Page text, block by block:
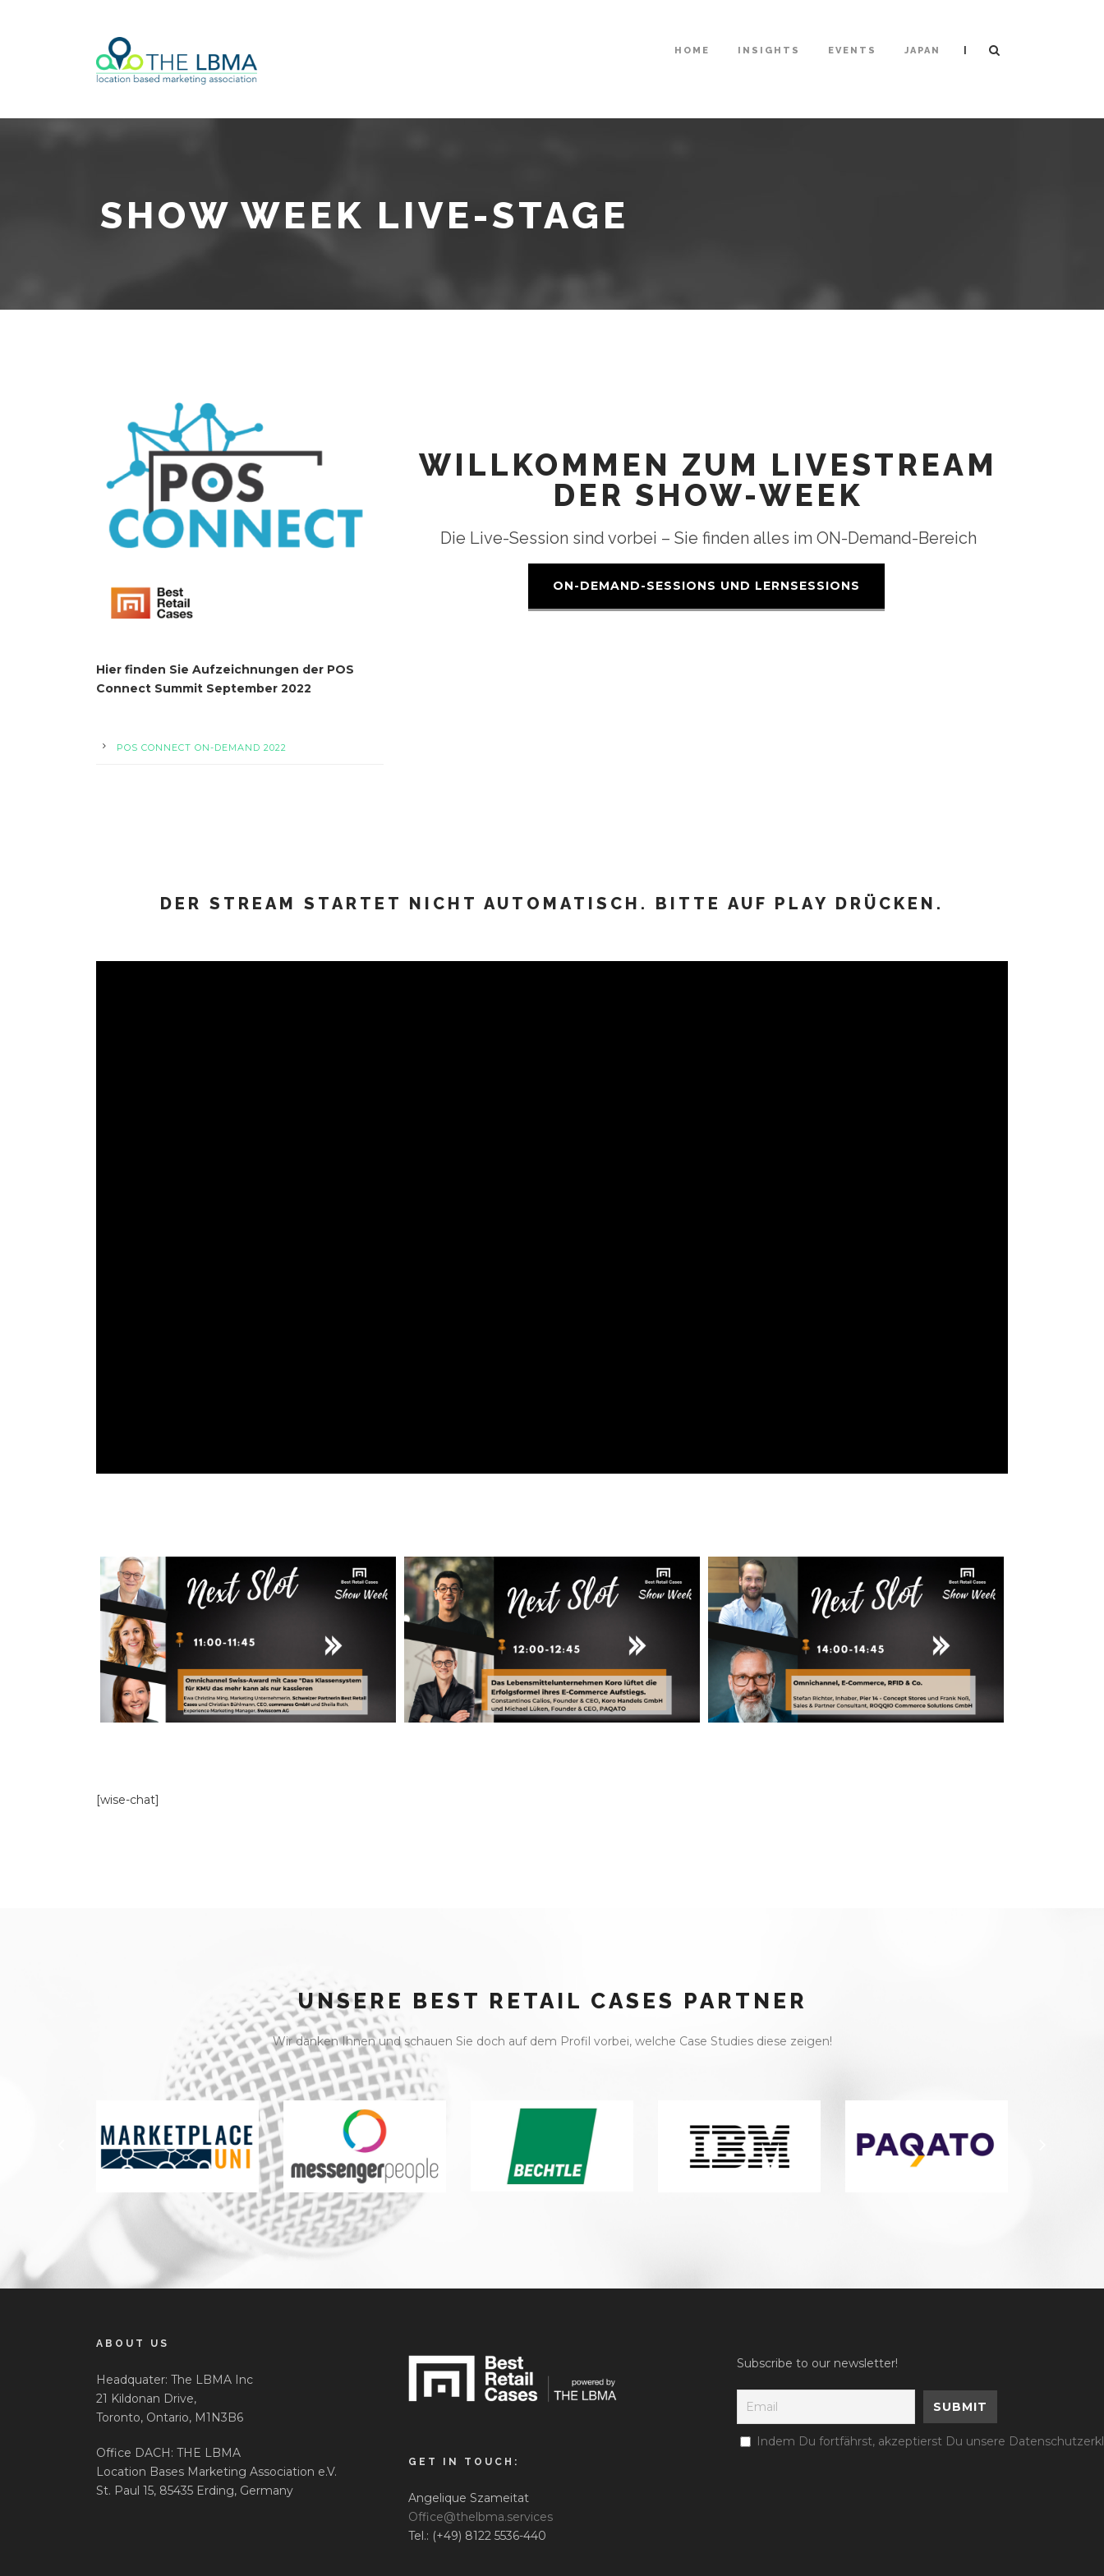
HOME INSIGHTS EVENTS JAPAN |
SHOW WEEK LIVE-STAGE
WILLKOMMEN ZUM LIVESTREAM
DER SHOW-WEEK
Die Live-Session sind vorbei – Sie finden alles im ON-Demand-Bereich
ON-DEMAND-SESSIONS UND LERNSESSIONS
Hier finden Sie Aufzeichnungen der POS
Connect Summit September 2022
POS CONNECT ON-DEMAND 2022
DER STREAM STARTET NICHT AUTOMATISCH. BITTE AUF PLAY DRÜCKEN.
[wise-chat]
UNSERE BEST RETAIL CASES PARTNER
Wir danken Ihnen und schauen Sie doch auf dem Profil vorbei, welche Case Studies diese zeigen!
ABOUT US
Headquater: The LBMA Inc
21 Kildonan Drive,
Toronto, Ontario, M1N3B6
Office DACH: THE LBMA
Location Bases Marketing Association e.V.
St. Paul 15, 85435 Erding, Germany
GET IN TOUCH:
Angelique Szameitat
Office@thelbma.services
Tel.: (+49) 8122 5536-440
Subscribe to our newsletter!
Indem Du fortfährst, akzeptierst Du unsere